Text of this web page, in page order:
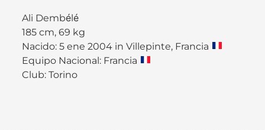
Ali Dembélé
185 cm, 69 kg
Nacido: 5 ene 2004 in Villepinte, Francia
Equipo Nacional: Francia
Club:Torino